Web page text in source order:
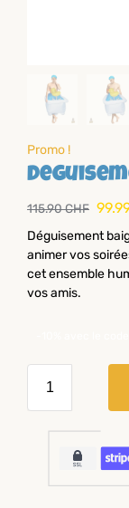
Promo !
115.90CHF
Déguisement
animer vos
cet ensemble
vos amis.